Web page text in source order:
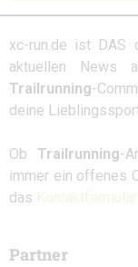
xc-run.de ist DAS
aktuellen News
Trailrunning-
deine
Ob Trailrunning-
immer ein offenes
das Kontaktformular
Partner